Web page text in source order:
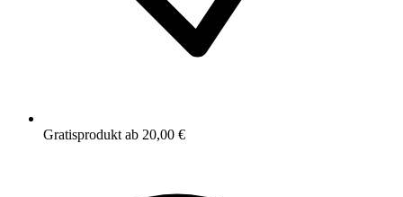
Gratisprodukt ab 20,00 €